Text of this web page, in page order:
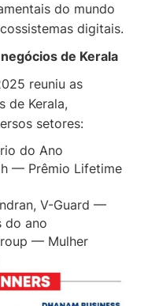
do mundo
digitais.
de Kerala
reuniu as
de Kerala,
setores:
do Ano
— Prêmio Lifetime
V-Guard —
do ano
— Mulher